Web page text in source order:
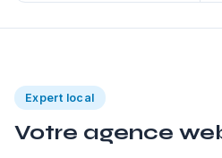
Expert local
Votre agence